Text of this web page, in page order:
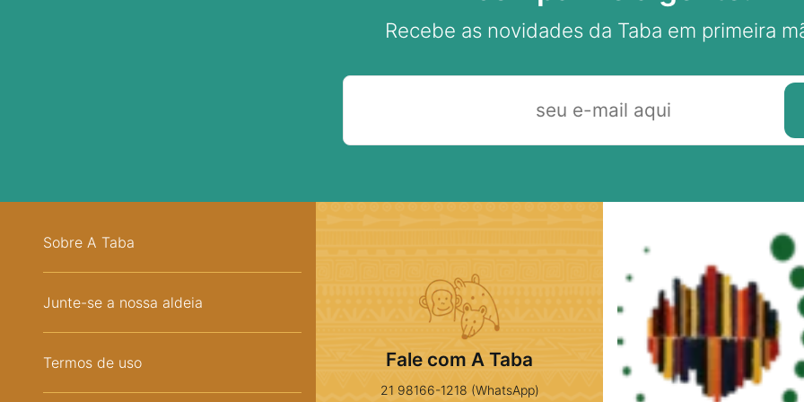
Recebe as novidades da Taba em primeira
Sobre A Taba
Junte-se a nossa aldeia
Termos de uso Fale com A Taba
21 98166-1218 (WhatsApp)